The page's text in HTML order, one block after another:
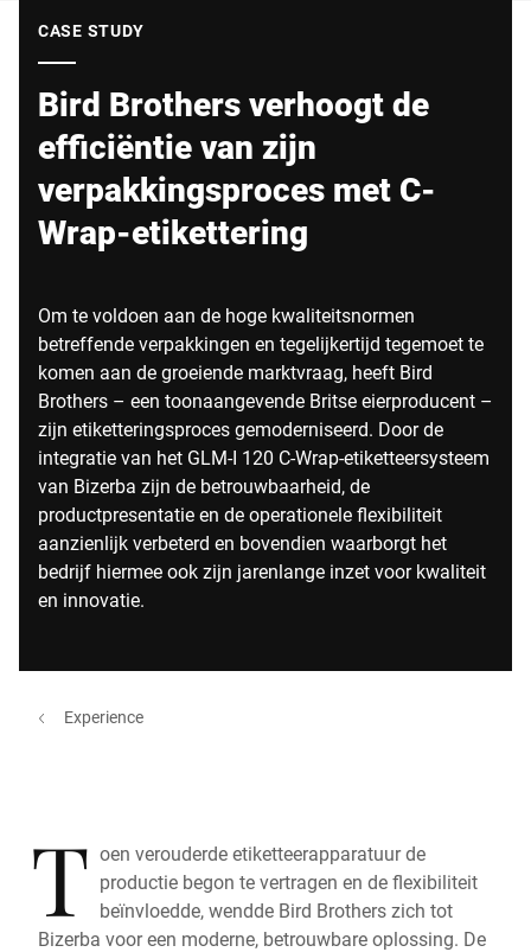
CASE STUDY
Bird Brothers verhoogt de
efficiëntie van zijn
verpakkingsproces met C-
Wrap-etikettering
Om te voldoen aan de hoge kwaliteitsnormen
betreffende verpakkingen en tegelijkertijd tegemoet te
komen aan de groeiende marktvraag, heeft Bird
Brothers – een toonaangevende Britse eierproducent –
zijn etiketteringsproces gemoderniseerd. Door de
integratie van het GLM-I 120 C-Wrap-etiketteersysteem
van Bizerba zijn de betrouwbaarheid, de
productpresentatie en de operationele flexibiliteit
aanzienlijk verbeterd en bovendien waarborgt het
bedrijf hiermee ook zijn jarenlange inzet voor kwaliteit
en innovatie.
Experience
T oen verouderde etiketteerapparatuur de
productie begon te vertragen en de flexibiliteit
beïnvloedde, wendde Bird Brothers zich tot
Bizerba voor een moderne, betrouwbare oplossing. De